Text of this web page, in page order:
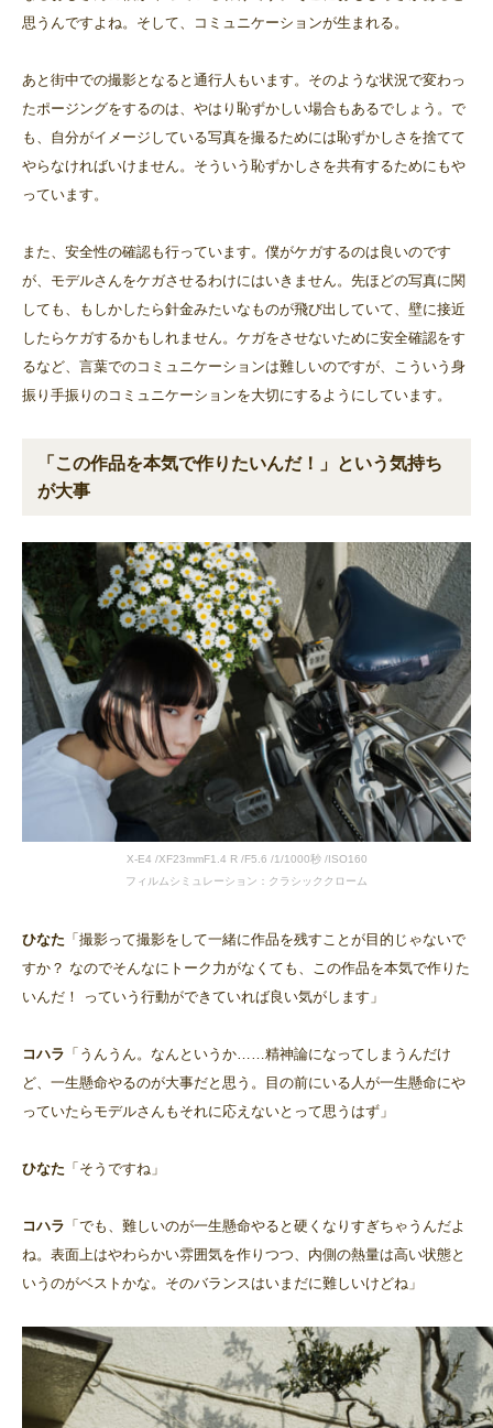
思うんですよね。そして、コミュニケーションが生まれる。
あと街中での撮影となると通行人もいます。そのような状況で変わっ
たポージングをするのは、やはり恥ずかしい場合もあるでしょう。で
も、自分がイメージしている写真を撮るためには恥ずかしさを捨てて
やらなければいけません。そういう恥ずかしさを共有するためにもや
っています。
また、安全性の確認も行っています。僕がケガするのは良いのです
が、モデルさんをケガさせるわけにはいきません。先ほどの写真に関
しても、もしかしたら針金みたいなものが飛び出していて、壁に接近
したらケガするかもしれません。ケガをさせないために安全確認をす
るなど、言葉でのコミュニケーションは難しいのですが、こういう身
振り手振りのコミュニケーションを大切にするようにしています。
「この作品を本気で作りたいんだ！」という気持ち
が大事
X-E4 /XF23mmF1.4 R /F5.6 /1/1000秒 /ISO160
フィルムシミュレーション：クラシッククローム
ひなた 「撮影って撮影をして一緒に作品を残すことが目的じゃないで
すか？ なのでそんなにトーク力がなくても、この作品を本気で作りた
いんだ！ っていう行動ができていれば良い気がします」
コハラ 「うんうん。なんというか……精神論になってしまうんだけ
ど、一生懸命やるのが大事だと思う。目の前にいる人が一生懸命にや
っていたらモデルさんもそれに応えないとって思うはず」
ひなた 「そうですね」
コハラ 「でも、難しいのが一生懸命やると硬くなりすぎちゃうんだよ
ね。表面上はやわらかい雰囲気を作りつつ、内側の熱量は高い状態と
いうのがベストかな。そのバランスはいまだに難しいけどね」